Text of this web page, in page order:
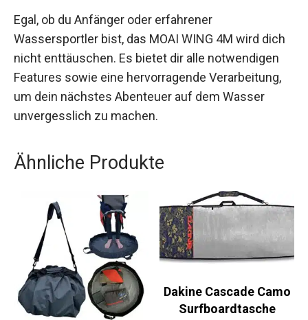
ergonomischen Griffen, den praktischen Ventilen
und der robusten Leine ist es für jede
Herausforderung gewappnet.
Egal, ob du Anfänger oder erfahrener
Wassersportler bist, das MOAI WING 4M wird
dich nicht enttäuschen. Es bietet dir alle
Verarbeitung, um dein nächstes Abenteuer auf
Ähnliche Produkte